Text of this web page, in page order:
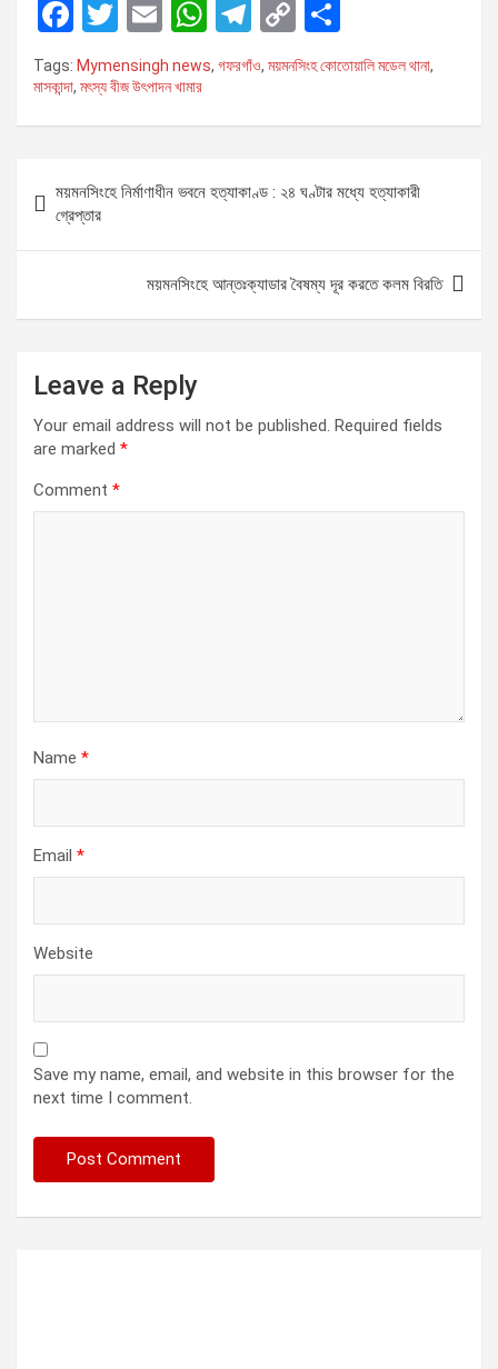
F
a
ce
b
o
k
T
wi
tt
er
E
ail
W
at
s
p
T
el
e
gr
m
C
o
py
Li
k
ar
e
Tags: Mymensingh news, গফরগাঁও, ময়মনসিংহ কোতোয়ালি মডেল থানা,
মাসকান্দা, মৎস্য বীজ উৎপাদন খামার
s
n
ময়মনসিংহে নির্মাণাধীন ভবনে হত্যাকাণ্ড : ২৪ ঘণ্টার মধ্যে হত্যাকারী
গ্রেপ্তার
ময়মনসিংহে আন্তঃক্যাডার বৈষম্য দূর করতে কলম বিরতি
Leave a Reply
Your email address will not be published. Required fields
are marked *
Comment *
Name *
Email *
Website
Save my name, email, and website in this browser for the
next time I comment.